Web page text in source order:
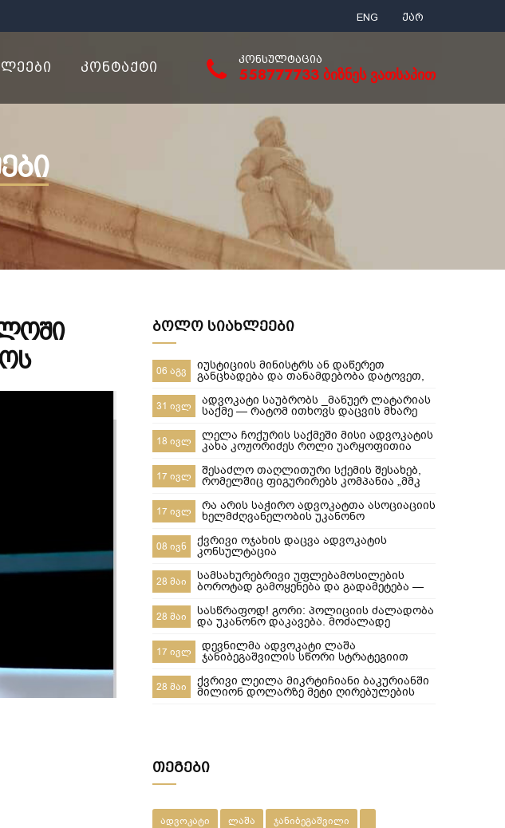
ENG ქარ
ᲙᲝᲜᲢᲐᲥᲢᲘ ᲙᲝᲜᲡᲣᲚᲢᲐᲪᲘᲐ
558777733 ბიზნეს ვათსაპით
ბოლო სიახლეები
06 აგვ იუსტიციის მინისტრს ან დაწერეთ
განცხადება და თანამდებობა დატოვეთ,
ან მიხედეთ საჯარო რეესტრის
თანამშრომლებს
31 ივლ ადვოკატი საუბრობს _მანუერ ლატარიას
საქმე — რატომ ითხოვს დაცვის მხარე
უდანაშაულო ცნობილ 10-წლიანი
განაჩენის გადახედვას
18 ივლ ლელა ჩოქურის საქმეში მისი ადვოკატის
კახა კოჟორიძეს როლი უარყოფითია
ლაშა ჯანიბეგაშვილი
17 ივლ შესაძლო თაღლითური სქემის შესახებ,
რომელშიც ფიგურირებს კომპანია „მმკ
ავტოლიზინგი“
17 ივლ რა არის საჭირო ადვოკატთა ასოციაციის
ხელმძღვანელობის უკანონო
ძალმომრეობით ძალადობების
შესაჩერებლად ?
08 ივნ ქვრივი ოჯახის დაცვა ადვოკატის
კონსულტაცია
28 მაი სამსახურებრივი უფლებამოსილების
ბოროტად გამოყენება და გადამეტება —
რა ხდება გორში და რა სასამართლო
პასუხისმგებლობა ეკისრება
პოლიციელებს
28 მაი სასწრაფოდ! გორი: პოლიციის ძალადობა
და უკანონო დაკავება. მოძალადე
პოლიციელები ყველანი დაუყოვნებლივ
სამსახურებიდან უნდა იქნეს გაშვებული
და პასუხისიგებაში მიცემული! ​ყველამ
უნდა ნახოს, რა ხდება რეალურად!
გორში,10-მა პოლიციელმა სასტიკად
სცემა მოქალაქე, ახლა კ
17 ივლ დევნილმა ადვოკატი ლაშა
ჯანიბეგაშვილის სწორი სტრატეგიით
დევნილთა სამინისტროს დავები მოუგო
28 მაი ქვრივი ლეილა მიკრტიჩიანი ბაკურიანში
მილიონ დოლარზე მეტი ღირებულების
სასტუმროს დაკარგვისგან თიბისი
თეგები
ადვოკატი ლაშა ჯანიბეგაშვილი